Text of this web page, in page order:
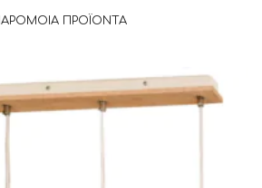
ΠΡΟΪΌΝΤΑ